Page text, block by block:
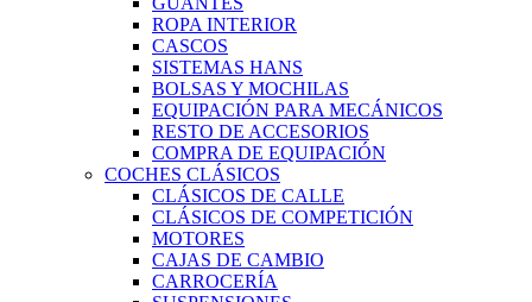
ROPA INTERIOR
CASCOS
SISTEMAS HANS
BOLSAS Y MOCHILAS
EQUIPACIÓN PARA MECÁNICOS
RESTO DE ACCESORIOS
COMPRA DE EQUIPACIÓN
COCHES CLÁSICOS
CLÁSICOS DE CALLE
CLÁSICOS DE COMPETICIÓN
MOTORES
CAJAS DE CAMBIO
CARROCERÍA